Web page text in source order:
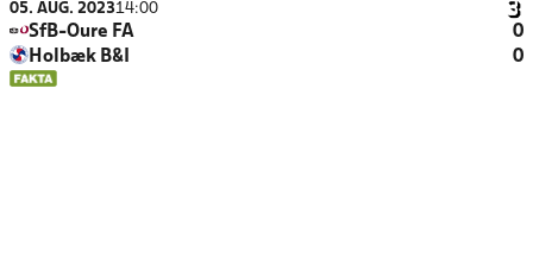
05. AUG. 202314:00
SfB-Oure FA
0
Holbæk B&I
0